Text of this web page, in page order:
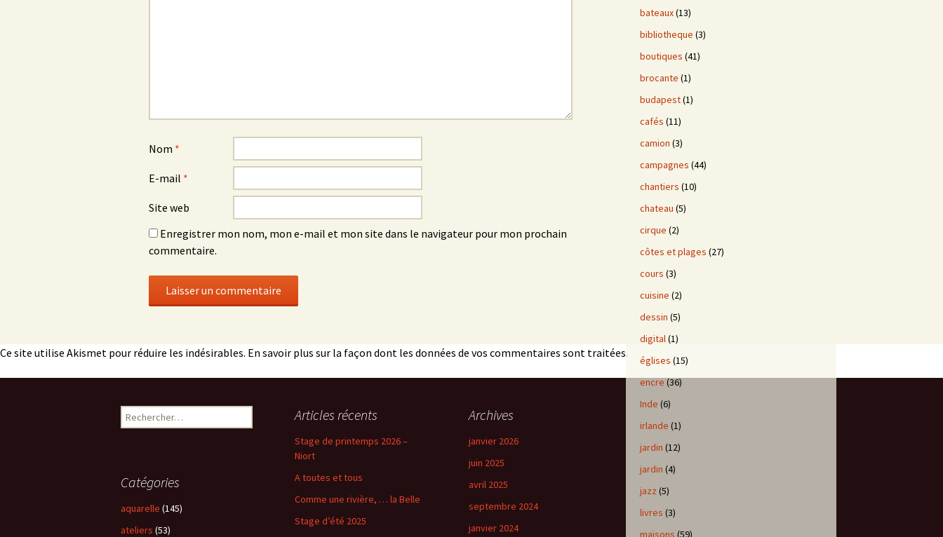
Nom *
E-mail *
Site web
Enregistrer mon nom, mon e-mail et mon site dans le navigateur pour mon prochain
commentaire.
Ce site utilise Akismet pour réduire les indésirables. En savoir plus sur la façon dont les données de vos commentaires sont traitées.
bateaux(13)
bibliotheque (3)
boutiques (41)
brocante (1)
budapest(1)
cafés (11)
camion (3)
campagnes (44)
chantiers (10)
chateau (5)
cirque (2)
côtes et plages (27)
cours (3)
cuisine (2)
dessin (5)
digital(1)
églises (15)
encre(36)
Inde (6)
irlande (1)
jardin (12)
jardin (4)
jazz (5)
livres (3)
maisons (59)
Rechercher : Articles récents
Stage de printemps 2026 –
Niort
A toutes et tous
Comme une rivière, … la Belle
Stage d’été 2025
Archives
janvier 2026
juin 2025
avril 2025
septembre 2024
janvier 2024
Catégories
aquarelle (145)
ateliers (53)